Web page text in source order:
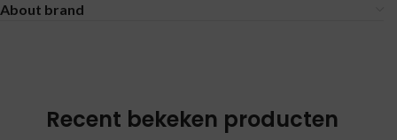
About brand
Recent bekeken producten